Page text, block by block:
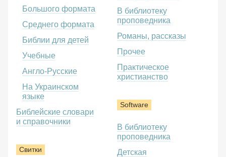
Большого формата
Среднего формата
Библии для детей
Учебные
Англо-Русские
На Украинском
языке
Библейские словари
и справочники
Свитки
В библиотеку
проповедника
Романы, рассказы
Прочее
Практическое
христианство
Software
В библиотеку
проповедника
Детская